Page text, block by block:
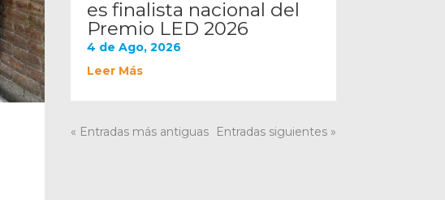
es finalista nacional del
Premio LED 2026
4 de Ago, 2026
Leer Más
« Entradas más antiguas Entradas siguientes »